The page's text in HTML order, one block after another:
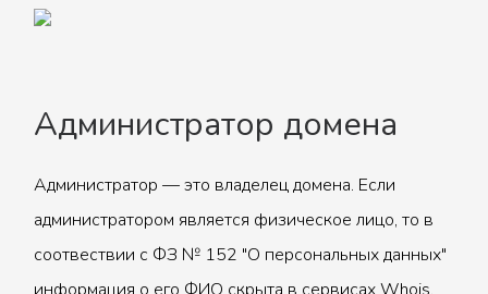
Администратор домена
Администратор — это владелец домена. Если
администратором является физическое лицо, то в
соотвествии с ФЗ № 152 "О персональных данных"